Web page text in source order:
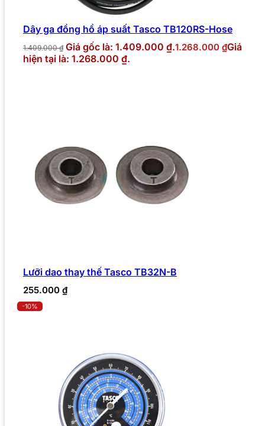
Dây ga đồng hồ áp suất Tasco TB120RS-Hose
1.409.000₫ Giá gốc là: 1.409.000 ₫.1.268.000 ₫Giá
hiện tại là: 1.268.000 ₫.
Lưỡi dao thay thế Tasco TB32N-B
255.000 ₫
-10%